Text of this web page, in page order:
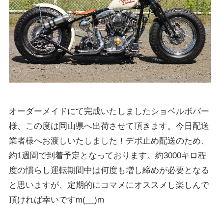
オーダーメイドにて完成いたしましたショベルボバー
様、この度は岡山県へ出荷させて頂きます。今日配送
業者様へお渡しいたしました！デポ止め配送のため、
約1週間で到着予定となっております。約3000キロ程
度の慣らし運転期間中は何度も増し締めが必要となる
と思いますが、定期的にコマメにオススメし楽しんで
頂ければ幸いですm(__)m